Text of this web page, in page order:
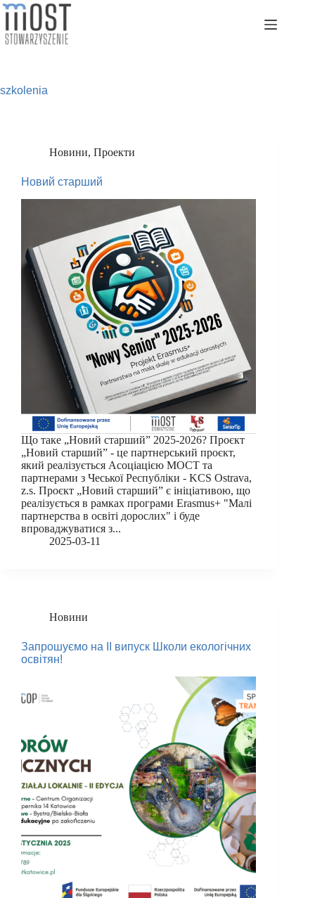
Перейти
змісту
szkolenia
Новини, Проекти
Новий старший
Що таке „Новий старший” 2025-2026? Проєкт
„Новий старший” - це партнерський проєкт,
який реалізується Асоціацією МОСТ та
партнерами з Чеської Республіки - KCS Ostrava,
z.s. Проєкт „Новий старший” є ініціативою, що
реалізується в рамках програми Erasmus+ "Малі
партнерства в освіті дорослих" і буде
впроваджуватися з...
2025-03-11
Новини
Запрошуємо на II випуск Школи екологічних
освітян!